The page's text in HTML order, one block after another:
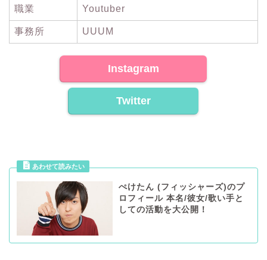
職業 Youtuber
事務所 UUUM
Instagram
Twitter
ぺけたん (フィッシャーズ)のプ
ロフィール 本名/彼女/歌い手と
しての活動を大公開！